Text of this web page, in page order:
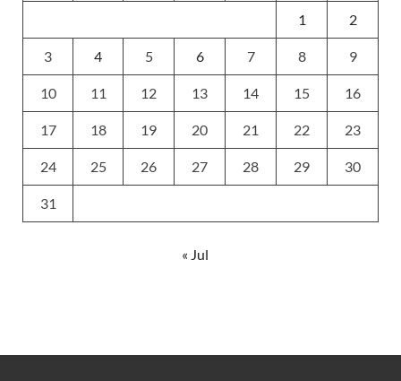
1 2
3 4 5 6 7 8 9
10 11 12 13 14 15 16
17 18 19 20 21 22 23
24 25 26 27 28 29 30
31
« Jul